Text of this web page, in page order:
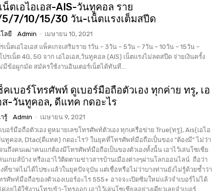
น็ตเอไอเอส-AIS-วันทูคอล ราย
7/10/15/30 วัน-เน็ตแรงเต็มสปีด
ลยี Admin - เมษายน 10, 2021
เน็ตเอไอเอส แพ็คเกจเสริมราย 1วัน – 3วัน – 5วัน – 7วัน – 10วัน – 15วัน –
ปรเน็ต 4G, 5G จาก เอไอเอส,วันทูคอล (AIS) เน็ตแรงไม่ลดสปีด จ่ายเงินครั้ง
มีข้อผูกมัด สมัครใช้งานอินเตอร์เน็ตได้ทันที...
คเบอร์โทรศัพท์ ดูเบอร์มือถือตัวเอง ทุกค่าย ทรู, เอ
ส-วันทูคอล, ดีแทค กดอะไร
รู้ Admin - เมษายน 9, 2021
บอร์มือถือตัวเอง ดูหมายเลขโทรศัพท์ตัวเอง ทุกเครือข่าย True(ทรู), Ais(เอไอ
Dtac(ดีแทค) กดอะไร? ในยุคที่โทรศัพท์มือถือเป็นของ “ต้องมี” ไม่ว่า
นถึงคนเฒ่าคนแก่ต้องมีโทรศัพท์มือถือเป็นของตัวเองทั้งนั้น เอาไว้เล่นโซเชีย
นเกมส์บ้าง หรือเอาไว้ติดตามข่าวสารบ้านเมืองต่างๆผ่านโลกออนไลน์ ถือว่า
ที่ขาดไม่ได้ไปซะแล้วในยุคปัจจุบัน แต่เชื่อหรือไม่ว่าบางท่านยังไม่รู้ด้วยซ้ำว่า
รศัพท์มือถือของตัวเองเบอร์อะไร 555+ อาจจะเปิดซิมใหม่แล้วจำเบอร์ไม่ได้
อยได้ใช้งานโทรเข้า-โทรออก เอาไว้เล่นโซเชียลอย่างเดียวเลยจำเบอร์